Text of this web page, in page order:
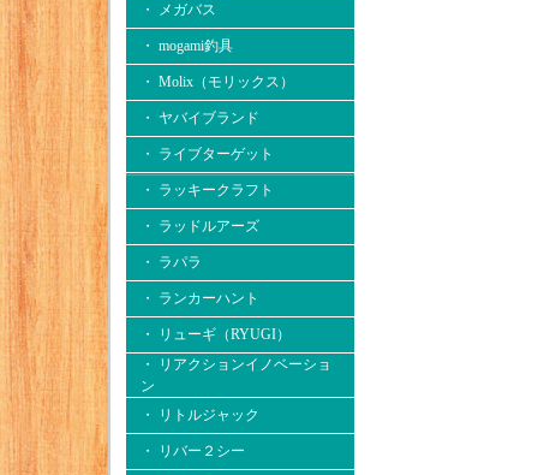
・ メガバス
・ mogami釣具
・ Molix（モリックス）
・ ヤバイブランド
・ ライブターゲット
・ ラッキークラフト
・ ラッドルアーズ
・ ラパラ
・ ランカーハント
・ リューギ（RYUGI）
・ リアクションイノベーショ
ン
・ リトルジャック
・ リバー２シー